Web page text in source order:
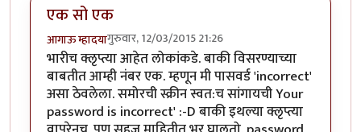
एक सो एक
आगाऊ म्हादयागुरुवार, 12/03/2015 21:26
भारीच क्लृप्त्या आहेत लोकांकडे. बाकी विसरण्याच्या
बाबतीत आम्ही नंबर एक. म्हणून मी पासवर्ड 'incorrect'
असा ठेवलेला. समोरची स्क्रीन स्वत:च सांगायची Your
password is incorrect' :-D बाकी इथल्या क्लृप्त्या